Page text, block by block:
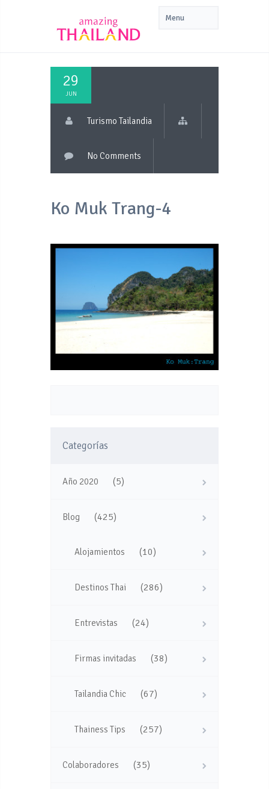
29
JUN
Turismo Tailandia
No Comments
Ko Muk Trang-4
Categorías
Año 2020 (5)
Blog (425)
Alojamientos (10)
Destinos Thai (286)
Entrevistas (24)
Firmas invitadas (38)
Tailandia Chic (67)
Thainess Tips (257)
Colaboradores (35)